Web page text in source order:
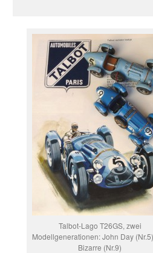
Talbot-Lago T26GS, zwei
Modellgenerationen: John Day
Bizarre (Nr.9)